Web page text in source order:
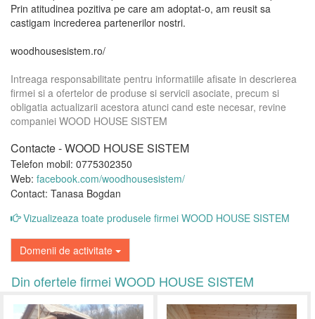
Prin atitudinea pozitiva pe care am adoptat-o, am reusit sa
castigam increderea partenerilor nostri.
woodhousesistem.ro/
Intreaga responsabilitate pentru informatiile afisate in descrierea
firmei si a ofertelor de produse si servicii asociate, precum si
obligatia actualizarii acestora atunci cand este necesar, revine
companiei WOOD HOUSE SISTEM
Contacte - WOOD HOUSE SISTEM
Telefon mobil: 0775302350
Web: facebook.com/woodhousesistem/
Contact: Tanasa Bogdan
Vizualizeaza toate produsele firmei WOOD HOUSE SISTEM
Domenii de activitate
Din ofertele firmei WOOD HOUSE SISTEM